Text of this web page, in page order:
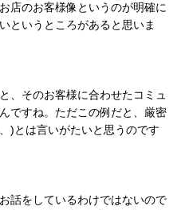
店のお客様像というのが明確に
というところがあると思いま
、そのお客様に合わせたコミュ
ですね。ただこの例だと、厳密
)とは言いがたいと思うのです
話をしているわけではないので